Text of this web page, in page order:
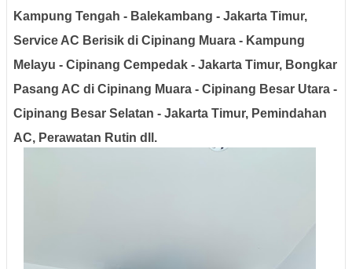
Kampung Tengah - Balekambang - Jakarta Timur,
Service AC Berisik di Cipinang Muara - Kampung
Melayu - Cipinang Cempedak - Jakarta Timur, Bongkar
Pasang AC di Cipinang Muara - Cipinang Besar Utara -
Cipinang Besar Selatan - Jakarta Timur, Pemindahan
AC, Perawatan Rutin dll.